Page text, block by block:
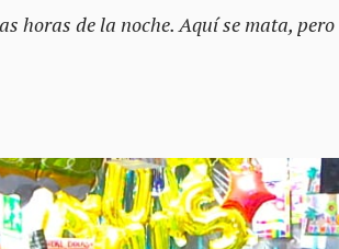
horas de la noche. Aquí se mata, pero